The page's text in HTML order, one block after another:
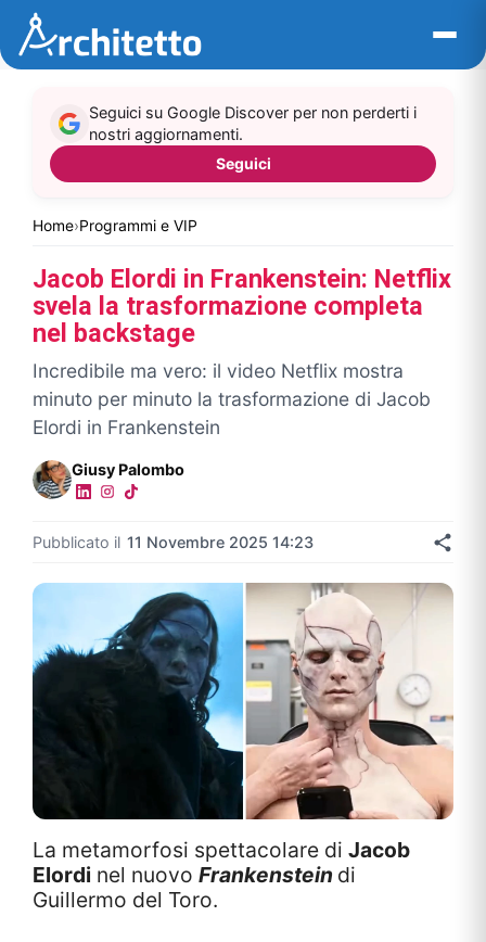
contenuto
Home›Programmi e VIP
Seguici su Google Discover per non perderti i
nostri aggiornamenti.
Seguici
Jacob Elordi in Frankenstein: Netflix
svela la trasformazione completa
nel backstage
Incredibile ma vero: il video Netflix mostra
minuto per minuto la trasformazione di Jacob
Elordi in Frankenstein
Giusy Palombo
Pubblicato il 11 Novembre 2025 14:23
La metamorfosi spettacolare di Jacob
Elordi nel nuovo Frankenstein di
Guillermo del Toro.